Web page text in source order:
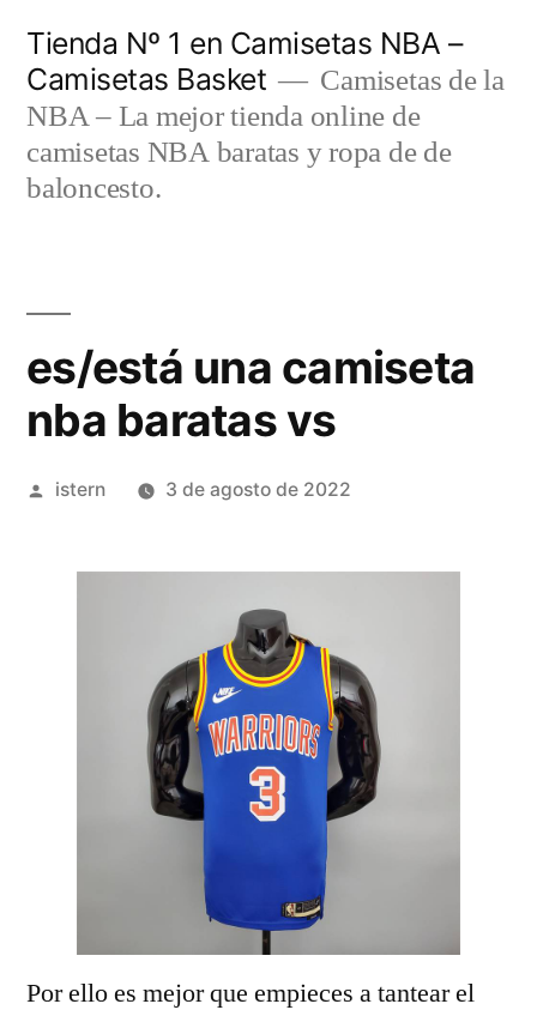
contenido
Tienda Nº 1 en Camisetas NBA –
Camisetas Basket
Camisetas de la
NBA – La mejor tienda online de
camisetas NBA baratas y ropa de de
baloncesto.
es/está una camiseta
nba baratas vs
Publicado
istern 3 de agosto de 2022
Por ello es mejor que empieces a tantear el